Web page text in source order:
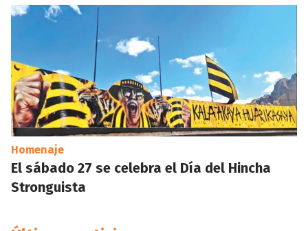
Homenaje
El sábado 27 se celebra el Día del Hincha
Stronguista